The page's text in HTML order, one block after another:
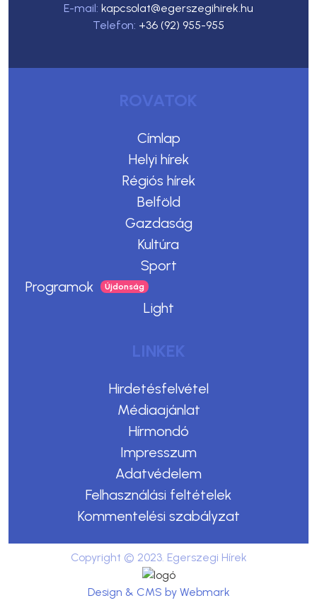
E-mail: kapcsolat@egerszegihirek.hu
Telefon: +36 (92) 955-955
ROVATOK
Címlap
Helyi hírek
Régiós hírek
Belföld
Gazdaság
Kultúra
Sport
Programok
Light
LINKEK
Hirdetésfelvétel
Médiaajánlat
Hírmondó
Impresszum
Adatvédelem
Felhasználási feltételek
Kommentelési szabályzat
Copyright © 2023. Egerszegi Hírek
Design & CMS by Webmark